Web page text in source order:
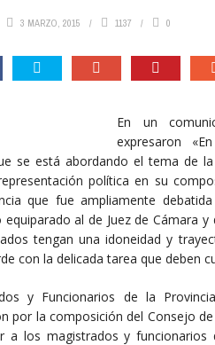
3 MARZO, 2015 1137 0
En un
expresaron
se está abordando el tema de
política en su
que fue ampliamente
al de Juez de Cámara
tengan una idoneidad y
con la delicada tarea que deben
y Funcionarios de la
por la composición del Consejo
a los magistrados y